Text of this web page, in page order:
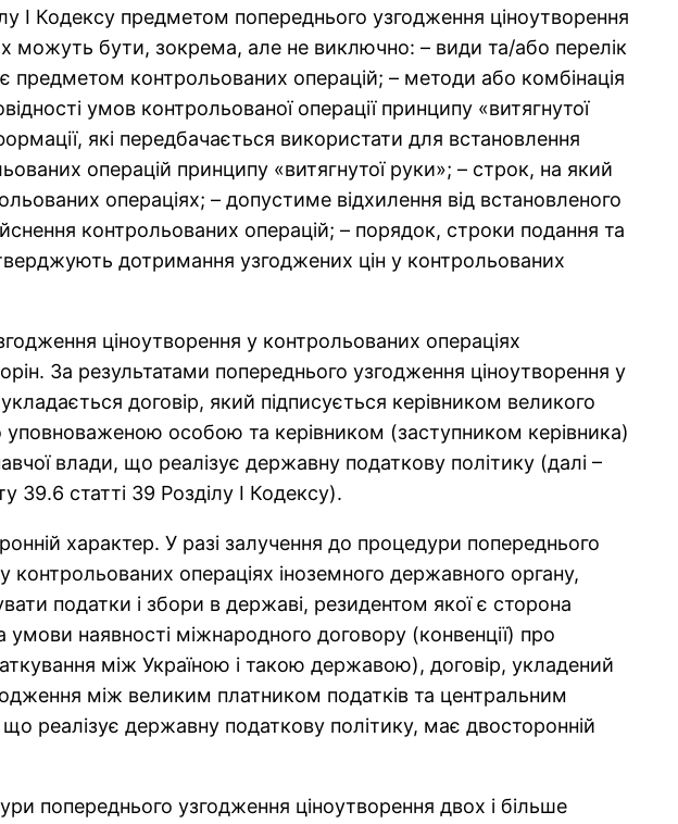
І Кодексу предметом попереднього узгодження ціноутворення
можуть бути, зокрема, але не виключно: – види та/або перелік
предметом контрольованих операцій; – методи або комбінація
умов контрольованої операції принципу «витягнутої
які передбачається використати для встановлення
операцій принципу «витягнутої руки»; – строк, на який
операціях; – допустиме відхилення від встановленого
контрольованих операцій; – порядок, строки подання та
дотримання узгоджених цін у контрольованих
ціноутворення у контрольованих операціях
За результатами попереднього узгодження ціноутворення у
договір, який підписується керівником великого
уповноваженою особою та керівником (заступником керівника)
влади, що реалізує державну податкову політику (далі –
39.6 статті 39 Розділу І Кодексу).
характер. У разі залучення до процедури попереднього
контрольованих операціях іноземного державного органу,
податки і збори в державі, резидентом якої є сторона
умови наявності міжнародного договору (конвенції) про
між Україною і такою державою), договір, укладений
між великим платником податків та центральним
реалізує державну податкову політику, має двосторонній
попереднього узгодження ціноутворення двох і більше